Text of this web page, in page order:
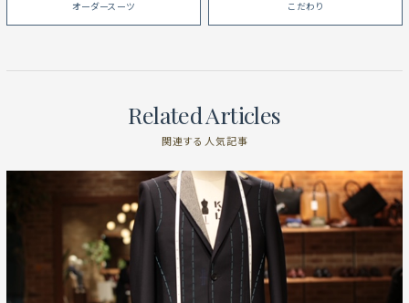
オーダースーツ こだわり
Related Articles
関連する人気記事